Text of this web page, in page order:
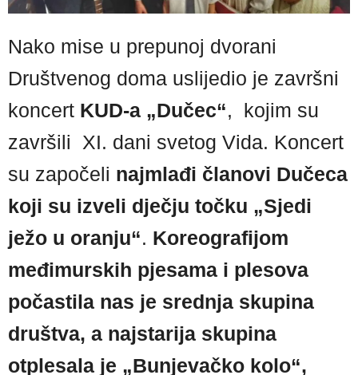
Nako mise u prepunoj dvorani
Društvenog doma uslijedio je završni
koncert KUD-a „Dučec“, kojim su
završili XI. dani svetog Vida. Koncert
su započeli najmlađi članovi Dučeca
koji su izveli dječju točku „Sjedi
ježo u oranju“. Koreografijom
međimurskih pjesama i plesova
počastila nas je srednja skupina
društva, a najstarija skupina
otplesala je „Bunjevačko kolo“,